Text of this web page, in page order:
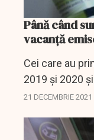
Până când
vacanță
Cei care au
2019 și 2020
dacă le mai
document
21 DECEMBRIE 2021